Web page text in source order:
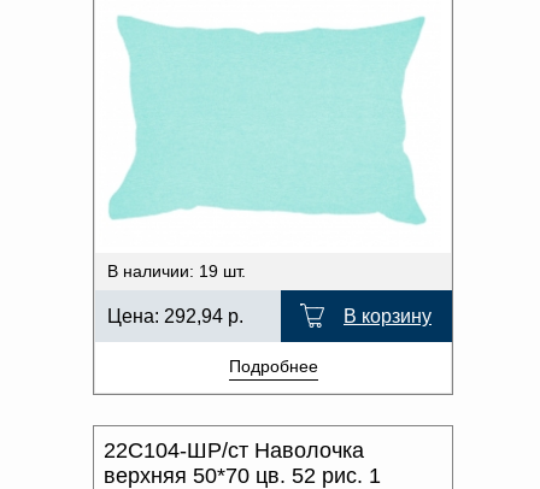
В наличии: 19 шт.
Цена: 292,94 р. В корзину
Подробнее
22С104-ШР/ст Наволочка
верхняя 50*70 цв. 52 рис. 1